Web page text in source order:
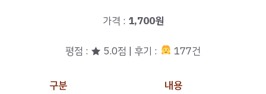
가격 : 1,700원
평점 : ★ 5.0점 | 후기 : 177건
구분
내용